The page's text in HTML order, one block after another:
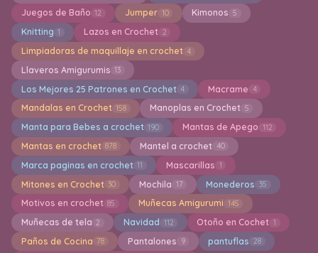
Juegos de Baño 12 Jumper 10 Kimonos 5
Knitting 1 Lazos en Crochet 2
Limpiadoras de maquillaje en crochet 4
Llaveros Amigurumis 13
Los Mejores 25 Patrones en Crochet 4 Macrame 4
Mandalas en Crochet 158 Manoplas en Crochet 5
Manta para Bebes a crochet 190 Mantas de Apego 112
Mantas en crochet 878 Mantel a crochet 40
Marca paginas en crochet 11 Mascarillas 1
Mitones en Crochet 30 Mochila 17 Monederos 35
Motivos en crochet 85 Muñecas Amigurumi 145
Muñecas de tela 2 Navidad 112 Otoño en Cochet 1
Paños de Cocina 78 Pantalones 9 pantuflas 28